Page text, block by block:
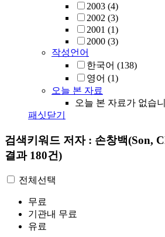
2003 (4)
2002 (3)
2001 (1)
2000 (3)
작성언어
한국어 (138)
영어 (1)
오늘 본 자료
오늘 본 자료가 없습
패싯닫기
검색키워드 저자 : 손창백(Son,
결과 180건)
전체선택
무료
기관내 무료
유료